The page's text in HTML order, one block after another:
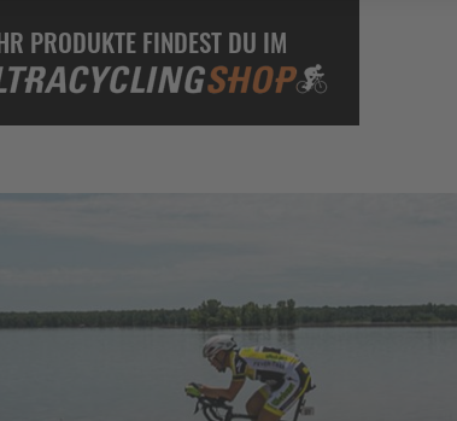
PRODUKTE FINDEST DU IM